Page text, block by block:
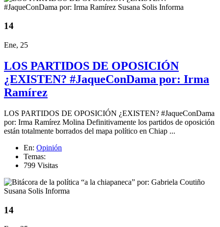
14
Ene, 25
LOS PARTIDOS DE OPOSICIÓN
¿EXISTEN? #JaqueConDama por: Irma
Ramírez
LOS PARTIDOS DE OPOSICIÓN ¿EXISTEN? #JaqueConDama
por: Irma Ramírez Molina Definitivamente los partidos de oposición
están totalmente borrados del mapa político en Chiap ...
En: Opinión
Temas:
799 Visitas
14